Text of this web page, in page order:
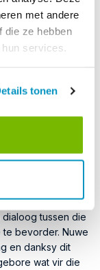
met andere
die ze hebben
services.
tonen
en Tegnologie
(Statale) en
Intelligensie;
Die netwerk se
tussen die
te bevorder. Nuwe
en danksy dit
wat vir die